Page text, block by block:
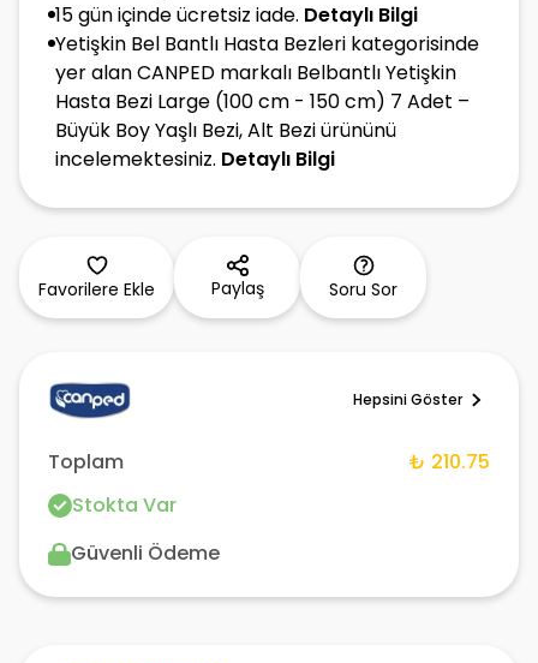
15 gün içinde ücretsiz iade. Detaylı Bilgi
Yetişkin Bel Bantlı Hasta Bezleri kategorisinde
yer alan CANPED markalı Belbantlı Yetişkin
Hasta Bezi Large (100 cm - 150 cm) 7 Adet –
Büyük Boy Yaşlı Bezi, Alt Bezi ürününü
incelemektesiniz. Detaylı Bilgi
Favorilere Ekle Paylaş Soru Sor
Hepsini Göster
Toplam
₺ 210.75
Stokta Var
Güvenli Ödeme